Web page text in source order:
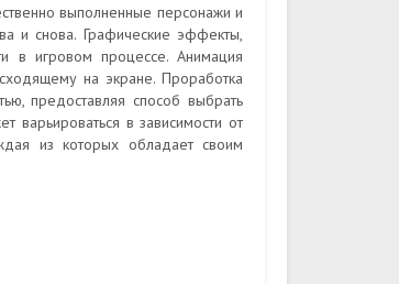
выполненные персонажи и
и снова. Графические эффекты,
в игровом процессе. Анимация
на экране. Проработка
предоставляя способ выбрать
варьироваться в зависимости от
из которых обладает своим